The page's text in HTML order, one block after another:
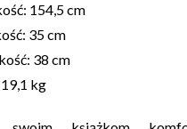
154,5 cm
35 cm
38 cm
kg